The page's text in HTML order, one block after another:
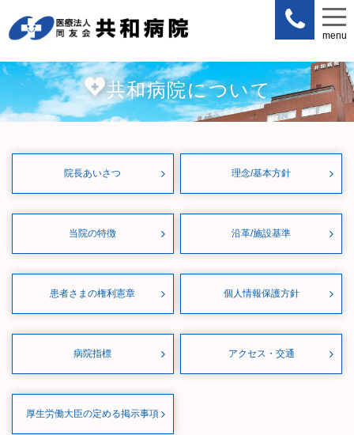
menu
共和病院について
院長あいさつ 理念/基本方針
当院の特徴 沿革/施設基準
患者さまの権利憲章 個人情報保護方針
病院指標 アクセス・交通
厚生労働大臣の定める掲示事項